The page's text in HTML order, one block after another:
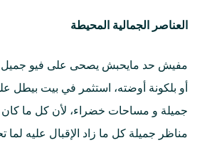
العناصر الجمالية المحيطة
مفيش حد مايحبش يصحى على فيو
أو بلكونة أوضته، استثمر في بيت بيطل
جميلة و مساحات خضراء، لأن كل ما
مناظر جميلة كل ما زاد الإقبال عليه لما